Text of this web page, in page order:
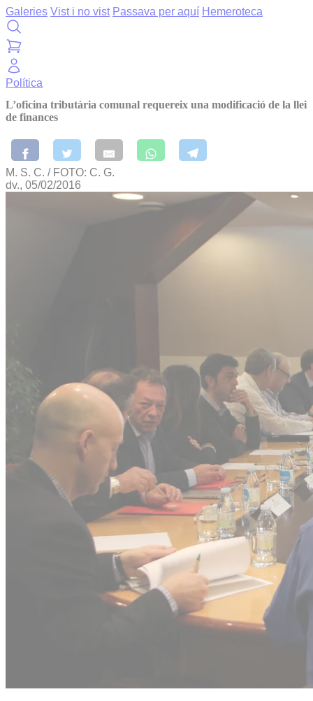
Galeries Vist i no vist Passava per aquí Hemeroteca
Política
L’oficina tributària comunal requereix una modificació de la llei
de finances
M. S. C. / FOTO: C. G.
dv., 05/02/2016